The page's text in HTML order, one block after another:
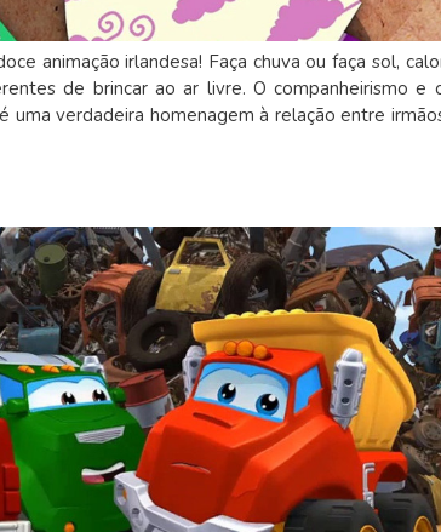
animação irlandesa! Faça chuva ou faça sol,
de brincar ao ar livre. O companheirismo e
verdadeira homenagem à relação entre